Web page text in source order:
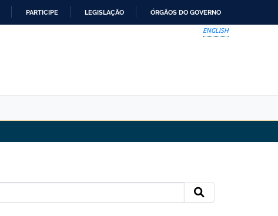
PARTICIPE LEGISLAÇÃO ÓRGÃOS DO GOVERNO
ENGLISH